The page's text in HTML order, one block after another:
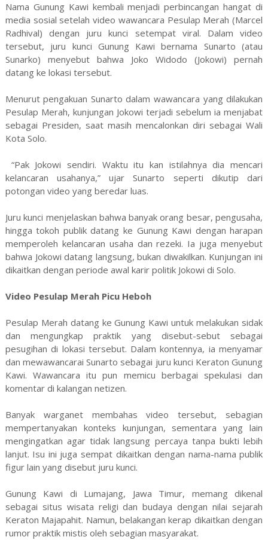
Nama Gunung Kawi kembali menjadi perbincangan hangat di
media sosial setelah video wawancara Pesulap Merah (Marcel
Radhival) dengan juru kunci setempat viral. Dalam video
tersebut, juru kunci Gunung Kawi bernama Sunarto (atau
Sunarko) menyebut bahwa Joko Widodo (Jokowi) pernah
datang ke lokasi tersebut.
Menurut pengakuan Sunarto dalam wawancara yang dilakukan
Pesulap Merah, kunjungan Jokowi terjadi sebelum ia menjabat
sebagai Presiden, saat masih mencalonkan diri sebagai Wali
Kota Solo.
“Pak Jokowi sendiri. Waktu itu kan istilahnya dia mencari
kelancaran usahanya,” ujar Sunarto seperti dikutip dari
potongan video yang beredar luas.
Juru kunci menjelaskan bahwa banyak orang besar, pengusaha,
hingga tokoh publik datang ke Gunung Kawi dengan harapan
memperoleh kelancaran usaha dan rezeki. Ia juga menyebut
bahwa Jokowi datang langsung, bukan diwakilkan. Kunjungan ini
dikaitkan dengan periode awal karir politik Jokowi di Solo.
Video Pesulap Merah Picu Heboh
Pesulap Merah datang ke Gunung Kawi untuk melakukan sidak
dan mengungkap praktik yang disebut-sebut sebagai
pesugihan di lokasi tersebut. Dalam kontennya, ia menyamar
dan mewawancarai Sunarto sebagai juru kunci Keraton Gunung
Kawi. Wawancara itu pun memicu berbagai spekulasi dan
komentar di kalangan netizen.
Banyak warganet membahas video tersebut, sebagian
mempertanyakan konteks kunjungan, sementara yang lain
mengingatkan agar tidak langsung percaya tanpa bukti lebih
lanjut. Isu ini juga sempat dikaitkan dengan nama-nama publik
figur lain yang disebut juru kunci.
Gunung Kawi di Lumajang, Jawa Timur, memang dikenal
sebagai situs wisata religi dan budaya dengan nilai sejarah
Keraton Majapahit. Namun, belakangan kerap dikaitkan dengan
rumor praktik mistis oleh sebagian masyarakat.